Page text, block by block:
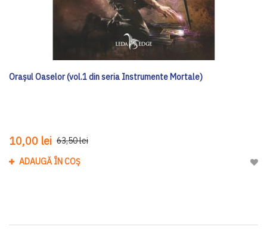
Orașul Oaselor (vol.1 din seria Instrumente Mortale)
10,00 lei 63,50 lei
ADAUGĂ ÎN COȘ